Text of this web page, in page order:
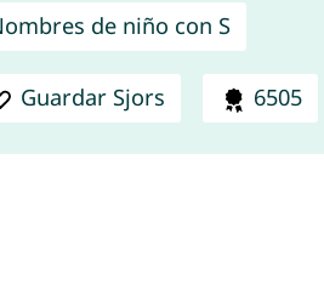
de niño con S
Guardar Sjors 6505